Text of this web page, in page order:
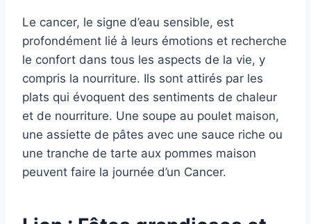
Le cancer, le signe d’eau sensible, est
profondément lié à leurs émotions et recherche
le confort dans tous les aspects de la vie, y
compris la nourriture. Ils sont attirés par les
plats qui évoquent des sentiments de chaleur
et de nourriture. Une soupe au poulet maison,
une assiette de pâtes avec une sauce riche ou
une tranche de tarte aux pommes maison
peuvent faire la journée d’un Cancer.